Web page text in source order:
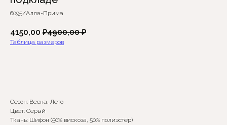
6095/Алла-Прима
4150,00 ₽4900,00 ₽
Таблица размеров
Сезон: Весна, Лето
Цвет: Серый
Ткань: Шифон (50% вискоза, 50% полиэстер)